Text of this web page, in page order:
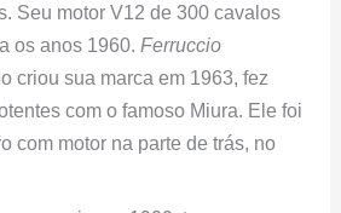
Seu motor V12 de 300 cavalos
os anos 1960.Ferruccio
criou sua marca em 1963, fez
com o famoso Miura. Ele foi
com motor na parte de trás, no